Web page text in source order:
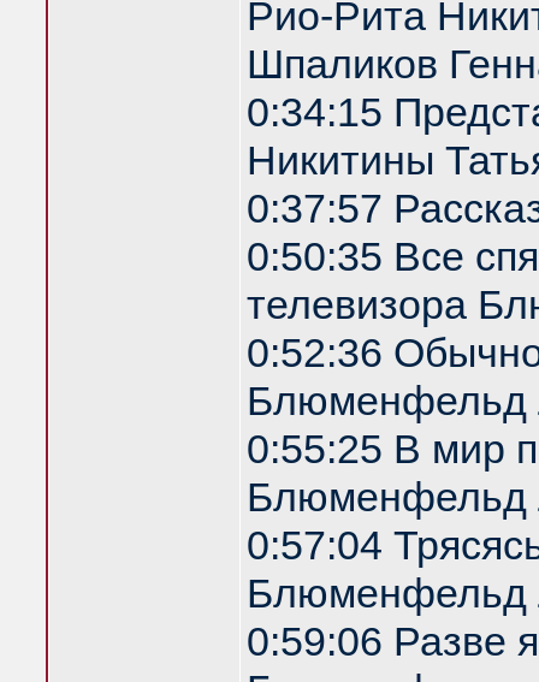
Рио-Рита
Шпаликов
0:34:15
Никитины
0:37:57
0:50:35 Все
телевизора
0:52:36
Блюменфельд
0:55:25 В мир
Блюменфельд
0:57:04
Блюменфельд
0:59:06 Разве